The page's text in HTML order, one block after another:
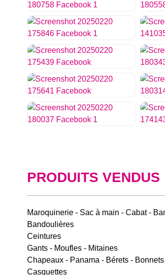
PRODUITS VENDUS
Maroquinerie - Sac à main - Cabat -
Bandoulières
Ceintures
Gants - Moufles - Mitaines
Chapeaux - Panama - Bérets - Bonnets
Casquettes